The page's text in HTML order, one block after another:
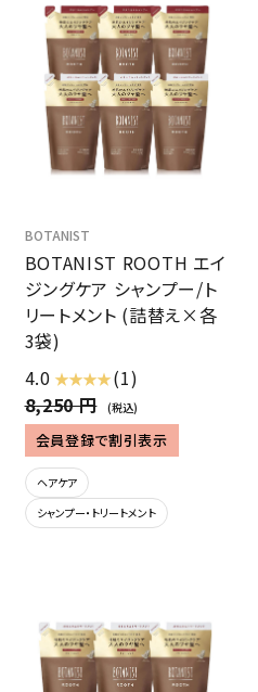
BOTANIST
BOTANIST ROOTH エイ
ジングケア シャンプー/ト
リートメント (詰替え×各
3袋)
4.0 ★ ★ ★ ★(1)
8,250 円
(税込)
会員登録で割引表示
ヘアケア
シャンプー・トリートメント